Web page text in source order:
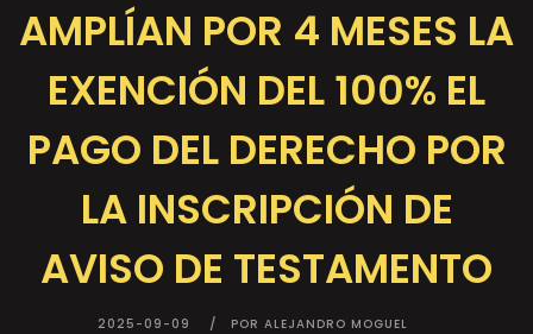
AMPLÍAN POR 4 MESES LA
EXENCIÓN DEL 100% EL
PAGO DEL DERECHO POR
LA INSCRIPCIÓN DE
AVISO DE TESTAMENTO
2025-09-09 POR ALEJANDRO MOGUEL